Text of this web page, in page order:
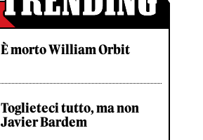
È morto William Orbit
Toglieteci tutto, ma non
Javier Bardem